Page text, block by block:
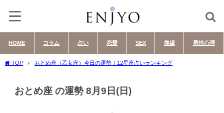
HOME コラム 占い 恋愛 SEX 復縁 男性心理
TOP おとめ座（乙女座）今日の運勢｜12星座占いランキング
おとめ座 の運勢 8月9日(日)